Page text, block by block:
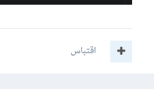
اقتباس